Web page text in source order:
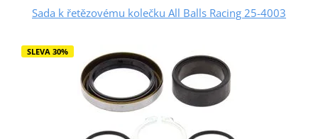
Sada k řetězovému kolečku All Balls Racing 25-4003
SLEVA 30%